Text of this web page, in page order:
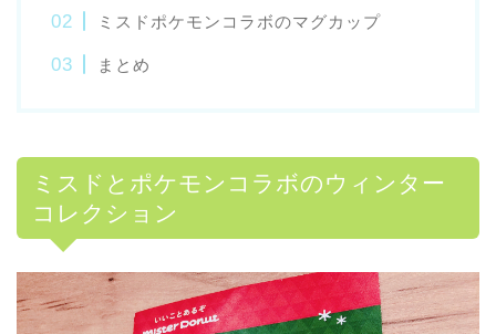
ミスドポケモンコラボのマグカップ
まとめ
ミスドとポケモンコラボのウィンター
コレクション